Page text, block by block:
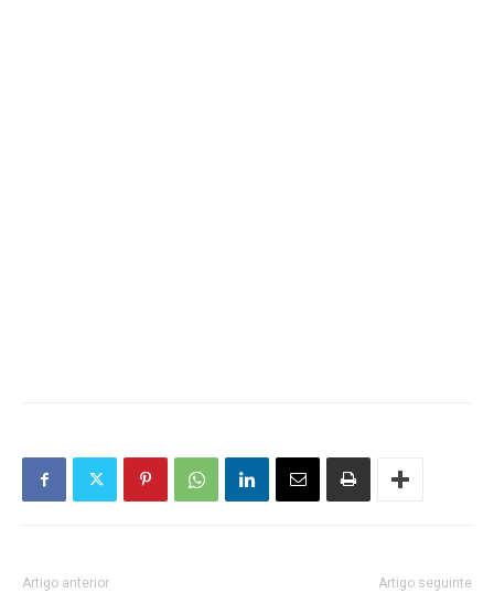
Artigo anterior Artigo seguinte